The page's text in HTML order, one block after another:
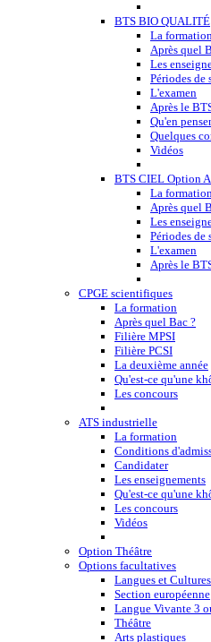
BTS BIO QUALITÉ
La
Après quel
Les
Périodes de
L'examen
Après le
Qu'en
Quelques
Vidéos
BTS CIEL Option
La
Après quel
Les
Périodes de
L'examen
Après le
CPGE scientifiques
La formation
Après quel Bac ?
Filière MPSI
Filière PCSI
La deuxième année
Qu'est-ce qu'une
Les concours
ATS industrielle
La formation
Conditions
Candidater
Les enseignements
Qu'est-ce qu'une
Les concours
Vidéos
Option Théâtre
Options facultatives
Langues et
Section européenne
Langue Vivante 3
Théâtre
Arts plastiques